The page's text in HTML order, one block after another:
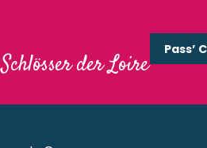
der Loire
Pass’